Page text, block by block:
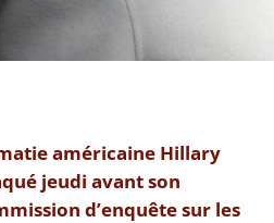
américaine Hillary
jeudi avant son
d’enquête sur les